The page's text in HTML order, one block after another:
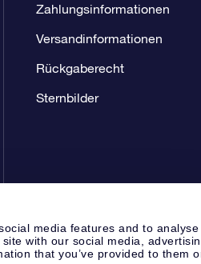
media features and to analyse
with our social media,
that you’ve provided to them
Zahlungsinformationen
Versandinformationen
Rückgaberecht
Sternbilder